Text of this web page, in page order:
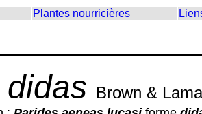
Plantes nourricières
Brown &